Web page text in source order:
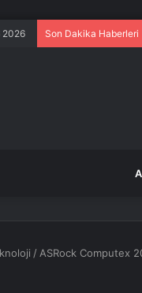
2026 Son Dakika Haberleri
/ ASRock Computex